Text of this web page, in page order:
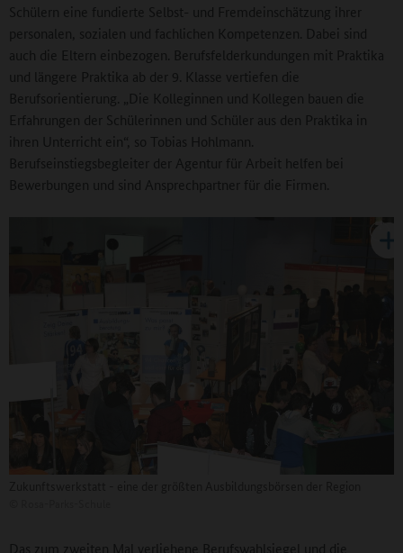
Schülern eine fundierte Selbst- und Fremdeinschätzung ihrer
personalen, sozialen und fachlichen Kompetenzen. Dabei sind
auch die Eltern einbezogen. Berufsfelderkundungen mit Praktika
und längere Praktika ab der 9. Klasse vertiefen die
Berufsorientierung. „Die Kolleginnen und Kollegen bauen die
Erfahrungen der Schülerinnen und Schüler aus den Praktika in
ihren Unterricht ein“, so Tobias Hohlmann.
Berufseinstiegsbegleiter der Agentur für Arbeit helfen bei
Bewerbungen und sind Ansprechpartner für die Firmen.
Das zum zweiten Mal verliehene Berufswahlsiegel und die